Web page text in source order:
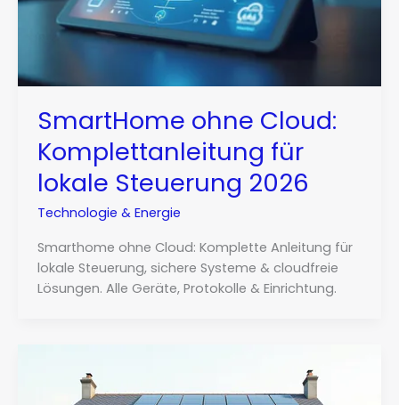
SmartHome ohne Cloud:
Komplettanleitung für
lokale Steuerung 2026
Technologie & Energie
Smarthome ohne Cloud: Komplette Anleitung für
lokale Steuerung, sichere Systeme & cloudfreie
Lösungen. Alle Geräte, Protokolle & Einrichtung.